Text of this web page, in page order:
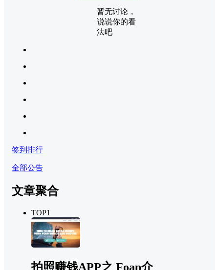
暂无讨论，
说说你的看
法吧
签到排行
全部公告
文章聚合
TOP1
拍照赚钱APP之 Foap介